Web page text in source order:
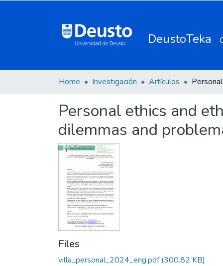
DeustoTeka
Home Investigación Artículos
Personal ethics and
dilemmas and
Files
villa_personal_2024_eng.pdf(300.82 KB)